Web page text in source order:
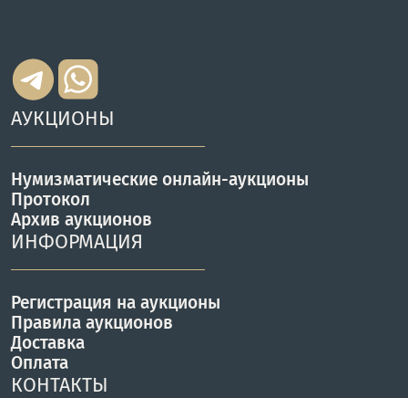
АУКЦИОНЫ
Нумизматические онлайн-аукционы
Протокол
Архив аукционов
ИНФОРМАЦИЯ
Регистрация на аукционы
Правила аукционов
Доставка
Оплата
КОНТАКТЫ